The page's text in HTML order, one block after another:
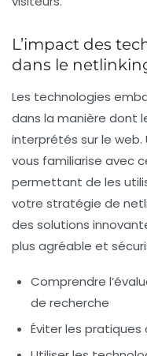
L’impact des
dans le
Les technologies
dans la manière dont
interprétés sur le web.
vous familiarise avec
permettant de les
votre stratégie de
des solutions
plus agréable et
Comprendre
de recherche
Éviter les pratiques